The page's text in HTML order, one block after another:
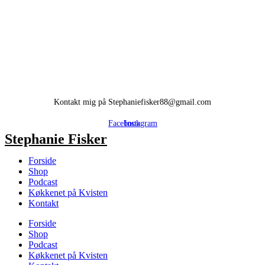
Kontakt mig på Stephaniefisker88@gmail.com
FacebookInstagram
Stephanie Fisker
Forside
Shop
Podcast
Køkkenet på Kvisten
Kontakt
Forside
Shop
Podcast
Køkkenet på Kvisten